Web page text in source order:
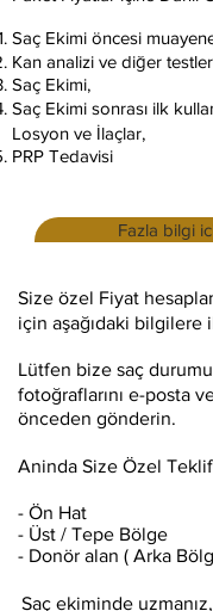
Saç Ekimi öncesi
Kan analizi ve diğer
Saç Ekimi,
Saç Ekimi sonrası ilk
Losyon ve İlaçlar,
PRP Tedavisi
Fazla bilgi
Size özel Fiyat
için aşağıdaki bilgilere
Lütfen bize saç
fotoğraflarını e-posta
önceden gönderin.
Aninda Size Özel
- Ön Hat
- Üst / Tepe Bölge
- Donör alan ( Arka
Saç ekiminde